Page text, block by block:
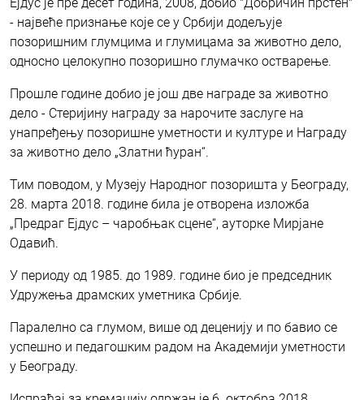
- највеће признање које се у Србији додељује
позоришним глумцима и глумицама за животно дело,
односно целокупно позоришно глумачко остварење.
Прошле године добио је још две награде за животно
дело - Стеријину награду за нарочите заслуге на
унапређењу позоришне уметности и културе и Награду
за животно дело „Златни ћуран“.
Тим поводом, у Музеју Народног позоришта у Београду,
28. марта 2018. године била је отворена изложба
„Предраг Ејдус – чаробњак сцене“, ауторке Мирјане
Одавић.
У периоду од 1985. до 1989. године био је председник
Удружења драмских уметника Србије.
Паралелно са глумом, више од деценију и по бавиo се
успешно и педагошким радом на Академији уметности
у Београду.